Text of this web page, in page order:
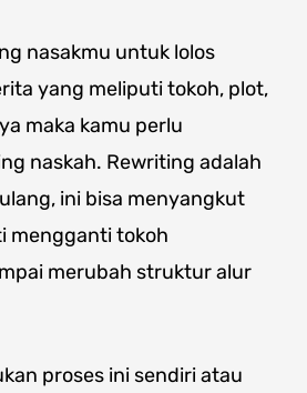
nasakmu untuk lolos
yang meliputi tokoh, plot,
maka kamu perlu
naskah. Rewriting adalah
ini bisa menyangkut
mengganti tokoh
merubah struktur alur
proses ini sendiri atau